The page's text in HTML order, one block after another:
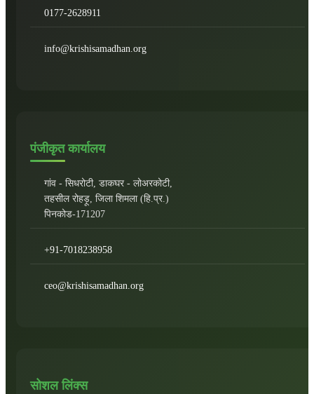
0177-2628911
info@krishisamadhan.org
पंजीकृत कार्यालय
गांव - सिधरोटी, डाकघर - लोअरकोटी,
तहसील रोहड़ू, जिला शिमला (हि.प्र.)
पिनकोड-171207
+91-7018238958
ceo@krishisamadhan.org
सोशल लिंक्स